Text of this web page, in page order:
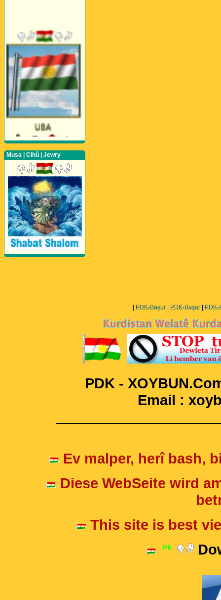
Musa | Cihû | Jewry
PDK-Başur PDK-Başur
PDK -
Email :
Ev malper, herî bash,
Diese WebSeite wird
This site is best